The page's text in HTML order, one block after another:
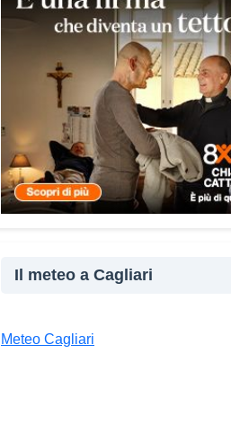
giovani nella costruzione di ponti tra
culture e popoli, con un confronto
inserito nel percorso “Cagliari Città
della Pace e del Mediterraneo”,
progetto che promuove il dialogo e
la collaborazione tra le diverse
realtà del bacino mediterraneo.
Tra le testimonianze quella di Thea,
giovane libanese del Consiglio dei
un’esperienza di volontariato: è
un’opportunità per costruire relazioni
universale capace di unire persone
diverse».
Il meteo a Cagliari
Meteo Cagliari